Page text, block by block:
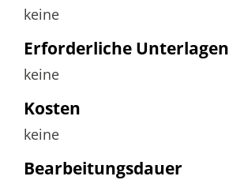
keine
Erforderliche Unterlagen
keine
Kosten
keine
Bearbeitungsdauer